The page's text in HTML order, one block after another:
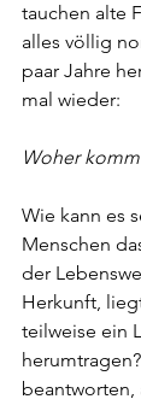
tauchen alte
alles völlig
paar Jahre
mal wieder:
Woher
Wie kann es
Menschen
der
Herkunft,
teilweise ein
beantworten,